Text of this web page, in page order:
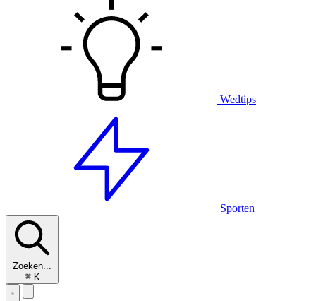
Wedtips
Sporten
Zoeken...
⌘ K